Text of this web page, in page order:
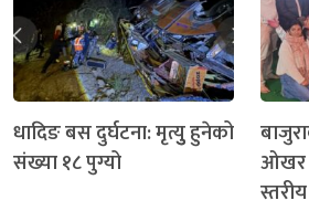
धादिङ बस दुर्घटना: मृत्युु हुनेको
संख्या १८ पुग्यो
ओखर